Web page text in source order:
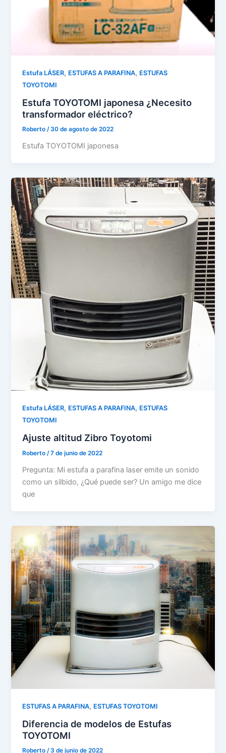
Estufa LÁSER, ESTUFAS A PARAFINA, ESTUFAS
TOYOTOMI
Estufa TOYOTOMI japonesa ¿Necesito
transformador eléctrico?
Roberto/30 de agosto de 2022
Estufa TOYOTOMI japonesa
Estufa LÁSER, ESTUFAS A PARAFINA, ESTUFAS
TOYOTOMI
Ajuste altitud Zibro Toyotomi
Roberto/7 de junio de 2022
Pregunta: Mi estufa a parafina laser emite un sonido
como un silbido, ¿Qué puede ser? Un amigo me dice
que
ESTUFAS A PARAFINA, ESTUFAS TOYOTOMI
Diferencia de modelos de Estufas
TOYOTOMI
Roberto/3 de junio de 2022